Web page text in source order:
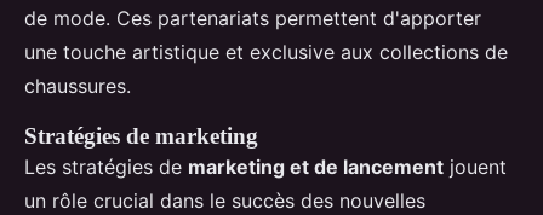
de mode. Ces partenariats permettent d'apporter
une touche artistique et exclusive aux collections de
chaussures.
Stratégies de marketing
Les stratégies de marketing et de lancement jouent
un rôle crucial dans le succès des nouvelles